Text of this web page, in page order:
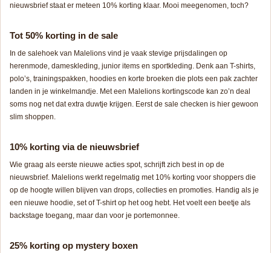
nieuwsbrief staat er meteen 10% korting klaar. Mooi meegenomen, toch?
Tot 50% korting in de sale
In de salehoek van Malelions vind je vaak stevige prijsdalingen op
herenmode, dameskleding, junior items en sportkleding. Denk aan T-shirts,
polo’s, trainingspakken, hoodies en korte broeken die plots een pak zachter
landen in je winkelmandje. Met een Malelions kortingscode kan zo’n deal
soms nog net dat extra duwtje krijgen. Eerst de sale checken is hier gewoon
slim shoppen.
10% korting via de nieuwsbrief
Wie graag als eerste nieuwe acties spot, schrijft zich best in op de
nieuwsbrief. Malelions werkt regelmatig met 10% korting voor shoppers die
op de hoogte willen blijven van drops, collecties en promoties. Handig als je
een nieuwe hoodie, set of T-shirt op het oog hebt. Het voelt een beetje als
backstage toegang, maar dan voor je portemonnee.
25% korting op mystery boxen